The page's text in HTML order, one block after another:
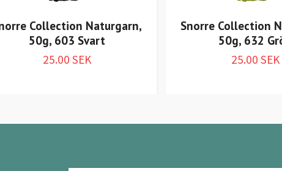
Collection Naturgarn,
50g, 603 Svart
25.00 SEK
Snorre Collection
50g, 632
25.00 SEK